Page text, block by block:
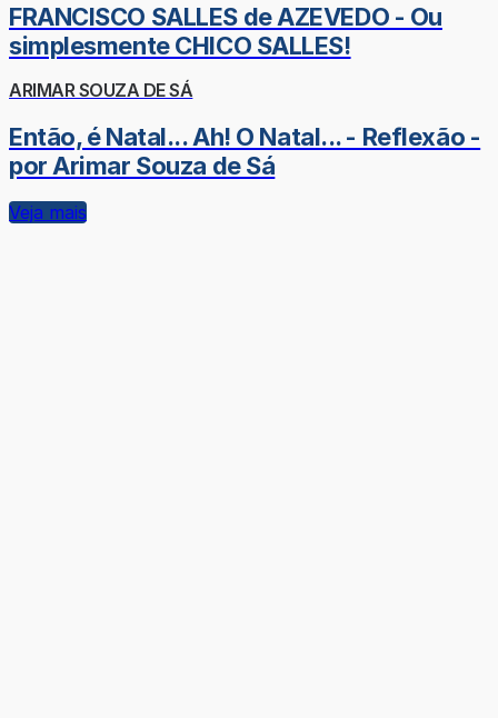
FRANCISCO SALLES de AZEVEDO - Ou
simplesmente CHICO SALLES!
ARIMAR SOUZA DE SÁ
Então, é Natal... Ah! O Natal... - Reflexão -
por Arimar Souza de Sá
Veja mais